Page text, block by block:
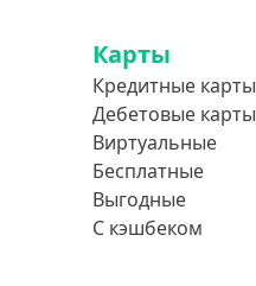
Карты
Кредитные карты
Дебетовые карты
Виртуальные
Бесплатные
Выгодные
С кэшбеком